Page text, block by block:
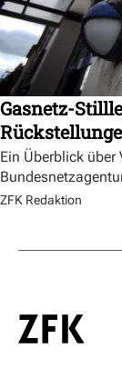
Gasnetz-
Ein Überblick
ZFK Redaktion